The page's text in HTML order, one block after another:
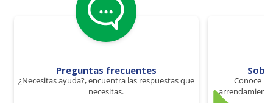
Preguntas frecuentes
¿Necesitas ayuda?, encuentra las respuestas que
necesitas.
Conoce